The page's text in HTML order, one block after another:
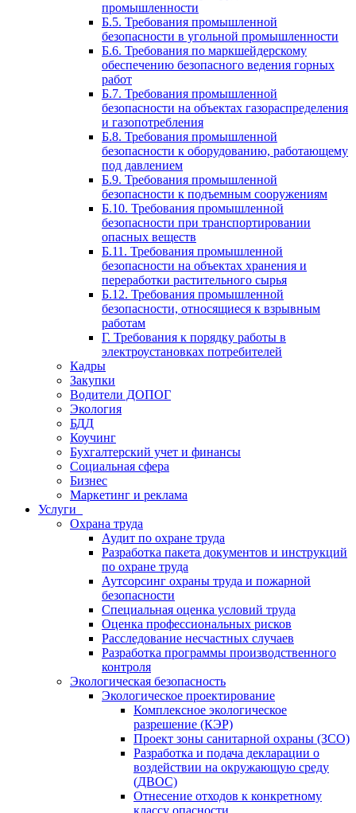
промышленности
Б.5. Требования промышленной
безопасности в угольной промышленности
Б.6. Требования по маркшейдерскому
обеспечению безопасного ведения горных
работ
Б.7. Требования промышленной
безопасности на объектах газораспределения
и газопотребления
Б.8. Требования промышленной
безопасности к оборудованию, работающему
под давлением
Б.9. Требования промышленной
безопасности к подъемным сооружениям
Б.10. Требования промышленной
безопасности при транспортировании
опасных веществ
Б.11. Требования промышленной
безопасности на объектах хранения и
переработки растительного сырья
Б.12. Требования промышленной
безопасности, относящиеся к взрывным
работам
Г. Требования к порядку работы в
электроустановках потребителей
Кадры
Закупки
Водители ДОПОГ
Экология
БДД
Коучинг
Бухгалтерский учет и финансы
Социальная сфера
Бизнес
Маркетинг и реклама
Услуги
Охрана труда
Аудит по охране труда
Разработка пакета документов и инструкций
по охране труда
Аутсорсинг охраны труда и пожарной
безопасности
Специальная оценка условий труда
Оценка профессиональных рисков
Расследование несчастных случаев
Разработка программы производственного
контроля
Экологическая безопасность
Экологическое проектирование
Комплексное экологическое
разрешение (КЭР)
Проект зоны санитарной охраны (ЗСО)
Разработка и подача декларации о
воздействии на окружающую среду
(ДВОС)
Отнесение отходов к конкретному
классу опасности